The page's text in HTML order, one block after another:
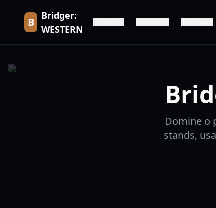
B
Bridger:
WESTERN
Domine o
stands,